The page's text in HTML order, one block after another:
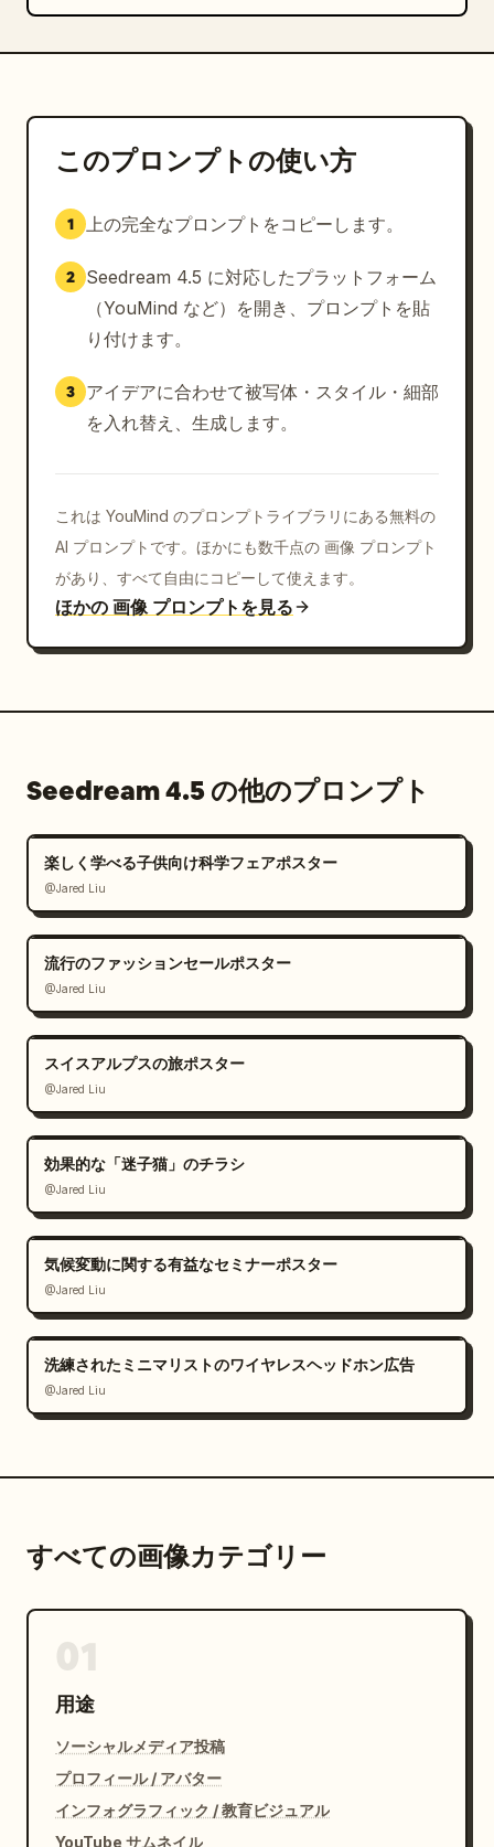
このプロンプトの使い方
1 上の完全なプロンプトをコピーします。
2
Seedream 4.5 に対応したプラットフォーム
（YouMind など）を開き、プロンプトを貼
り付けます。
3
アイデアに合わせて被写体・スタイル・細部
を入れ替え、生成します。
これは YouMind のプロンプトライブラリにある無料の
AI プロンプトです。ほかにも数千点の 画像 プロンプト
があり、すべて自由にコピーして使えます。
ほかの 画像 プロンプトを見る
Seedream 4.5 の他のプロンプト
楽しく学べる子供向け科学フェアポスター
@Jared Liu
流行のファッションセールポスター
@Jared Liu
スイスアルプスの旅ポスター
@Jared Liu
効果的な「迷子猫」のチラシ
@Jared Liu
気候変動に関する有益なセミナーポスター
@Jared Liu
洗練されたミニマリストのワイヤレスヘッドホン広告
@Jared Liu
すべての画像カテゴリー
用途
ソーシャルメディア投稿
プロフィール / アバター
インフォグラフィック / 教育ビジュアル
YouTube サムネイル